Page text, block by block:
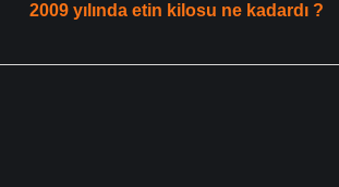
2009 yılında etin kilosu ne kadardı ?